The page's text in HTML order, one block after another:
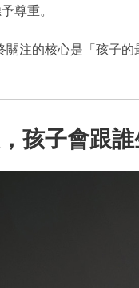
尊重。
注的核心是「孩子的
孩子會跟